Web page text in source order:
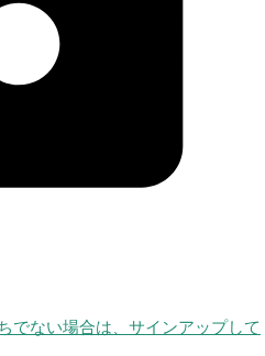
でない場合は、サインアップして